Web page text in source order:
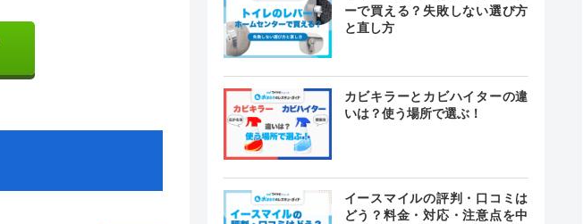
ーで買える？失敗しない選び方
と直し方
カビキラーとカビハイターの違
いは？使う場所で選ぶ！
イースマイルの評判・口コミは
どう？料金・対応・注意点を中